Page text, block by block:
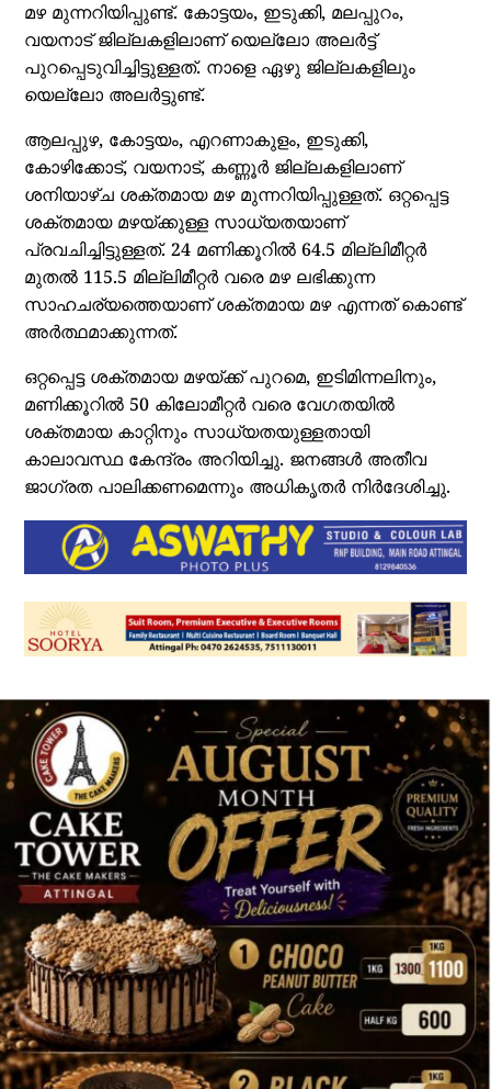
മഴ മുന്നറിയിപ്പുണ്ട്. കോട്ടയം, ഇടുക്കി, മലപ്പുറം,
വയനാട് ജില്ലകളിലാണ് യെല്ലോ അലര്‍ട്ട്
പുറപ്പെടുവിച്ചിട്ടുള്ളത്. നാളെ ഏഴു ജില്ലകളിലും
യെല്ലോ അലര്‍ട്ടുണ്ട്.
ആലപ്പുഴ, കോട്ടയം, എറണാകുളം, ഇടുക്കി,
കോഴിക്കോട്, വയനാട്, കണ്ണൂര്‍ ജില്ലകളിലാണ്
ശനിയാഴ്ച ശക്തമായ മഴ മുന്നറിയിപ്പുള്ളത്. ഒറ്റപ്പെട്ട
ശക്തമായ മഴയ്ക്കുള്ള സാധ്യതയാണ്
പ്രവചിച്ചിട്ടുള്ളത്. 24 മണിക്കൂറില്‍ 64.5 മില്ലിമീറ്റര്‍
മുതല്‍ 115.5 മില്ലിമീറ്റര്‍ വരെ മഴ ലഭിക്കുന്ന
സാഹചര്യത്തെയാണ് ശക്തമായ മഴ എന്നത് കൊണ്ട്
അര്‍ത്ഥമാക്കുന്നത്.
ഒറ്റപ്പെട്ട ശക്തമായ മഴയ്ക്ക് പുറമെ, ഇടിമിന്നലിനും,
മണിക്കൂറില്‍ 50 കിലോമീറ്റര്‍ വരെ വേഗതയില്‍
ശക്തമായ കാറ്റിനും സാധ്യതയുള്ളതായി
കാലാവസ്ഥ കേന്ദ്രം അറിയിച്ചു. ജനങ്ങള്‍ അതീവ
ജാഗ്രത പാലിക്കണമെന്നും അധികൃതര്‍ നിര്‍ദേശിച്ചു.